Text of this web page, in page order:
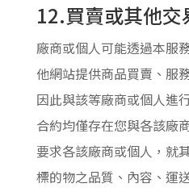
12.買賣或其他交
廠商或個人可能透過本服
他網站提供商品買賣、服
因此與該等廠商或個人進
合約均僅存在您與各該廠
要求各該廠商或個人，就
標的物之品質、內容、運